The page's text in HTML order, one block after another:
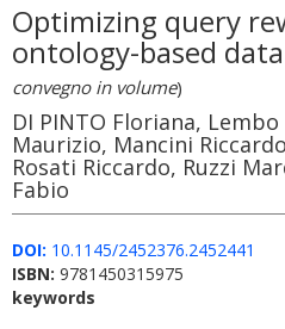
Optimizing query
ontology-based data
convegno in volume)
DI PINTO Floriana,
Maurizio, Mancini
Rosati Riccardo, Ruzzi
Fabio
DOI: 10.1145/2452376.2452441
ISBN: 9781450315975
keywords